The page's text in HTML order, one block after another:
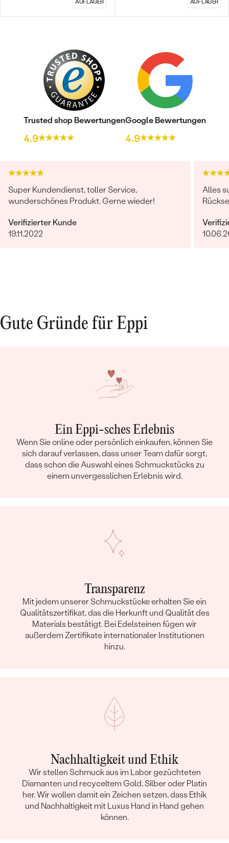
UNGEFÄHRES GEWICHT:
AUF LAGER AUF LAGER
Trusted shop Bewertungen
4.9
Google Bewertungen
4.9
Super Kundendienst, toller Service,
wunderschönes Produkt. Gerne wieder!
Verifizierter Kunde
19.11.2022
Alles
Gute Gründe für Eppi
Ein Eppi-sches Erlebnis
Wenn Sie online oder persönlich einkaufen, können Sie
sich darauf verlassen, dass unser Team dafür sorgt,
dass schon die Auswahl eines Schmuckstücks zu
einem unvergesslichen Erlebnis wird.
Transparenz
Mit jedem unserer Schmuckstücke erhalten Sie ein
Qualitätszertifikat, das die Herkunft und Qualität des
Materials bestätigt. Bei Edelsteinen fügen wir
außerdem Zertifikate internationaler Institutionen
hinzu.
Nachhaltigkeit und Ethik
Wir stellen Schmuck aus im Labor gezüchteten
Diamanten und recyceltem Gold, Silber oder Platin
her. Wir wollen damit ein Zeichen setzen, dass Ethik
und Nachhaltigkeit mit Luxus Hand in Hand gehen
können.